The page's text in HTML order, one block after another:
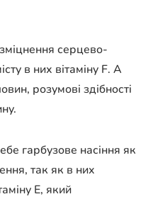
серцево-
в них вітаміну F. А
розумові здібності
гарбузове насіння як
так як в них
Е, який